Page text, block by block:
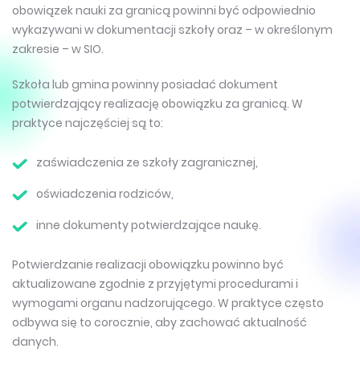
obowiązek nauki za granicą powinni być odpowiednio
wykazywani w dokumentacji szkoły oraz – w określonym
zakresie – w SIO.
Szkoła lub gmina powinny posiadać dokument
potwierdzający realizację obowiązku za granicą. W
praktyce najczęściej są to:
zaświadczenia ze szkoły zagranicznej,
oświadczenia rodziców,
inne dokumenty potwierdzające naukę.
Potwierdzanie realizacji obowiązku powinno być
aktualizowane zgodnie z przyjętymi procedurami i
wymogami organu nadzorującego. W praktyce często
odbywa się to corocznie, aby zachować aktualność
danych.